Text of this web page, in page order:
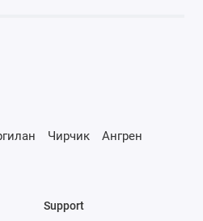
Чирчик
Ангрен
Support